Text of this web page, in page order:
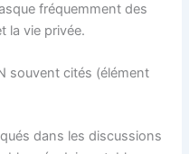
fréquemment des
la vie privée.
souvent cités (élément
dans les discussions